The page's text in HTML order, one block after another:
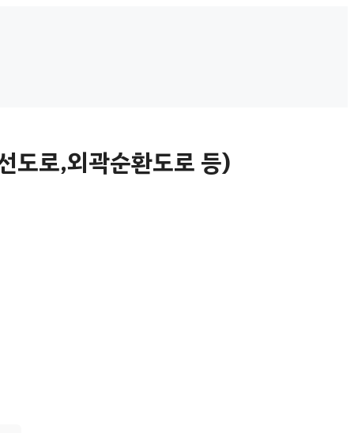
도로,외곽순환도로 등)